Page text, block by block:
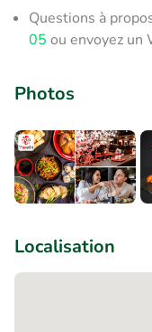
Questions à
05 ou envoyez un
Photos
Localisation